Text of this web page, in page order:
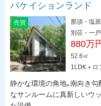
バケイションランド
売買
那須・塩
別荘・一
880万
52.6㎡
1LDK＋ロ
静かな環境の角地｡南向き勾
なサンルームに真新しいウ